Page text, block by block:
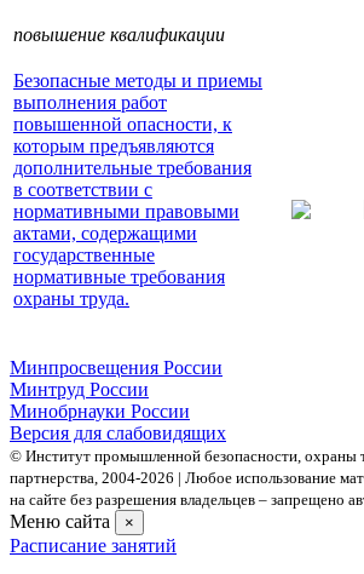
повышение квалификации
Безопасные методы и приемы
выполнения работ
повышенной опасности, к
которым предъявляются
дополнительные требования
в соответствии с
нормативными правовыми
актами, содержащими
государственные
нормативные требования
охраны труда.
Минпросвещения России
Минтруд России
Минобрнауки России
Версия для слабовидящих
© Институт промышленной безопасности, охраны
партнерства, 2004- 2026 | Любое использование
на сайте без разрешения владельцев – запрещено
Меню сайта ×
Расписание занятий